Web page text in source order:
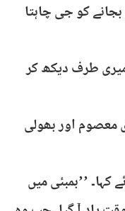
کو جی چاہتا
طرف دیکھ کر
اور بھولی
کہا۔ ’’بمبئی میں